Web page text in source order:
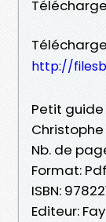
http://
Petit
Nb. de
Format:
ISBN:
Editeur: